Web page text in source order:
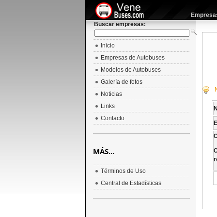
Buscar empresas:
Inicio
Empresas de Autobuses
Modelos de Autobuses
Galería de fotos
Noticias
Links
Contacto
MÁS...
Términos de Uso
Central de Estadísticas